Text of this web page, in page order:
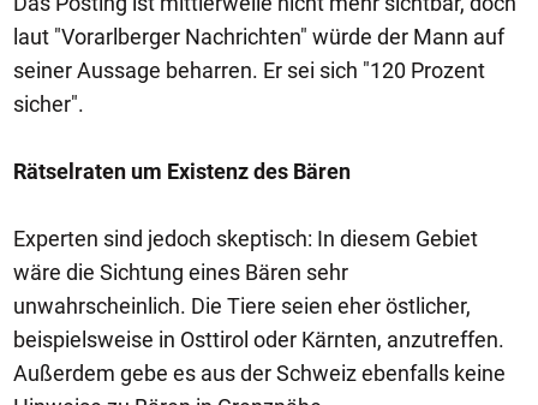
laut "Vorarlberger Nachrichten" würde der Mann auf
seiner Aussage beharren. Er sei sich "120 Prozent
sicher".
Rätselraten um Existenz des Bären
Experten sind jedoch skeptisch: In diesem Gebiet
wäre die Sichtung eines Bären sehr
unwahrscheinlich. Die Tiere seien eher östlicher,
beispielsweise in Osttirol oder Kärnten, anzutreffen.
Außerdem gebe es aus der Schweiz ebenfalls keine